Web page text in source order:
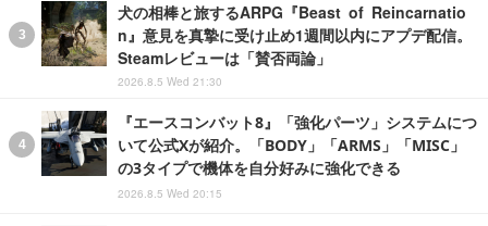
犬の相棒と旅するARPG『Beast of Reincarnatio
n』意見を真摯に受け止め1週間以内にアプデ配信。
Steamレビューは「賛否両論」
2026.8.5 Wed 21:30
『エースコンバット8』「強化パーツ」システムにつ
いて公式Xが紹介。「BODY」「ARMS」「MISC」
の3タイプで機体を自分好みに強化できる
2026.8.5 Wed 20:15